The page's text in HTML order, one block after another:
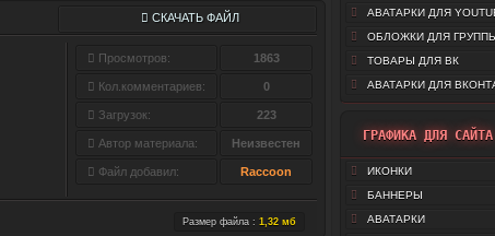
АВАТАРКИ ДЛЯ
ОБЛОЖКИ ДЛЯ
ТОВАРЫ ДЛЯ ВК
АВАТАРКИ ДЛЯ
ГРАФИКА ДЛЯ САЙТА
ИКОНКИ
БАННЕРЫ
АВАТАРКИ
СКАЧАТЬ ФАЙЛ
Просмотров: 1863
Кол.комментариев: 0
Загрузок: 223
Автор материала: Неизвестен
Файл добавил: Raccoon
Размер файла : 1,32 мб